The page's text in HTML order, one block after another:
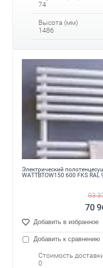
74
Высота (мм)
1486
Электрический
WATTBTOW150 600 FKS RAL
93
70
Добавить в избранное
Добавить к сравнению
Стоимость
0